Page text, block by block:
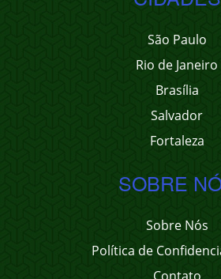
São Paulo
Rio de Janeiro
Brasília
Salvador
Fortaleza
SOBRE
Sobre Nós
Política de